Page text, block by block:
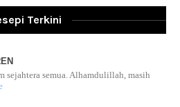
Terkini
sejahtera semua. Alhamdulillah, masih